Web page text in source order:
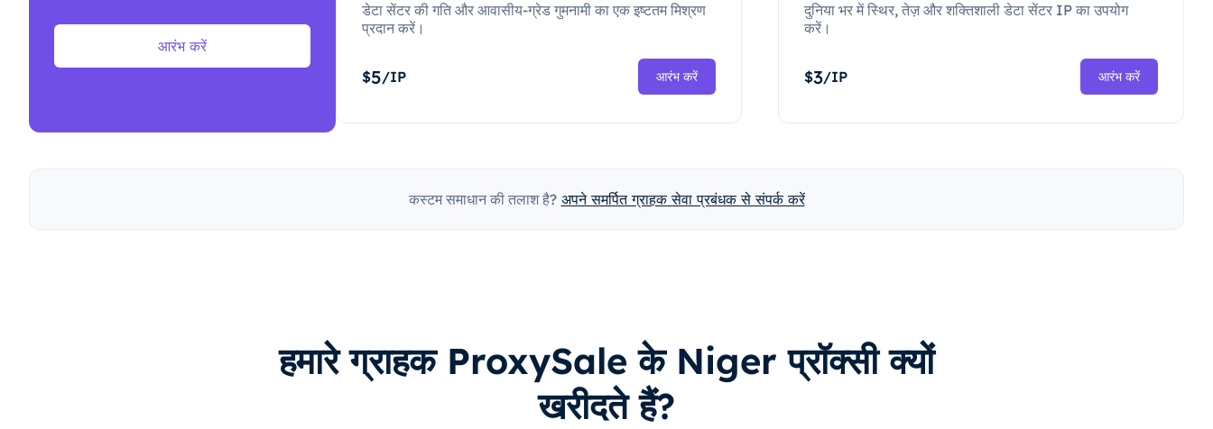
आरंभ करें
डेटा सेंटर की गति और आवासीय-ग्रेड गुमनामी का एक इष्टतम मिश्रण
प्रदान करें।
$5/IP आरंभ करें
दुनिया भर में स्थिर, तेज़ और शक्तिशाली डेटा सेंटर IP का उपयोग
करें।
$3/IP आरंभ करें
कस्टम समाधान की तलाश है? अपने समर्पित ग्राहक सेवा प्रबंधक से संपर्क करें
हमारे ग्राहक ProxySale के Niger प्रॉक्सी क्यों
खरीदते हैं?